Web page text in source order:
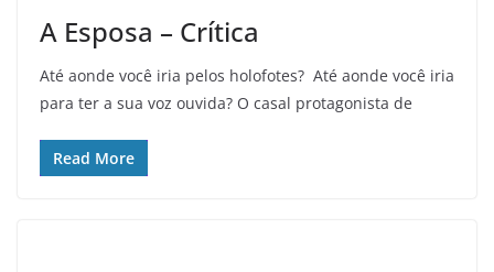
A Esposa – Crítica
Até aonde você iria pelos holofotes? Até aonde você iria
para ter a sua voz ouvida? O casal protagonista de
Read More